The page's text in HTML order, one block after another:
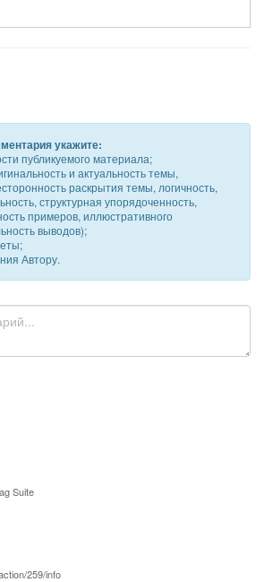
укажите:
публикуемого материала;
и актуальность темы,
раскрытия темы, логичность,
структурная упорядоченность,
примеров, иллюстративного
выводов);
Автору.
Suite
259/info